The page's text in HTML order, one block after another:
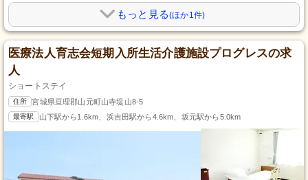
もっと見る(ほか1件)
医療法人育志会短期入所生活介護施設プログレスの求
人
ショートステイ
住所 宮城県亘理郡山元町山寺堤山8-5
最寄駅 山下駅から1.6km、浜吉田駅から4.6km、坂元駅から5.0km